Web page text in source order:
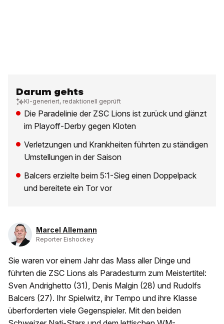
Darum gehts
KI-generiert, redaktionell geprüft
Die Paradelinie der ZSC Lions ist zurück und glänzt
im Playoff-Derby gegen Kloten
Verletzungen und Krankheiten führten zu ständigen
Umstellungen in der Saison
Balcers erzielte beim 5:1-Sieg einen Doppelpack
und bereitete ein Tor vor
Marcel Allemann
Reporter Eishockey
Sie waren vor einem Jahr das Mass aller Dinge und
führten die ZSC Lions als Paradesturm zum Meistertitel:
Sven Andrighetto (31), Denis Malgin (28) und Rudolfs
Balcers (27). Ihr Spielwitz, ihr Tempo und ihre Klasse
überforderten viele Gegenspieler. Mit den beiden